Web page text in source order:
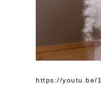
https://youtu.be/